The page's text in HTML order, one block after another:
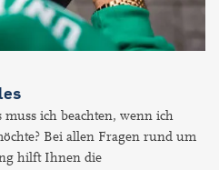
muss ich beachten, wenn ich
Bei allen Fragen rund um
hilft Ihnen die